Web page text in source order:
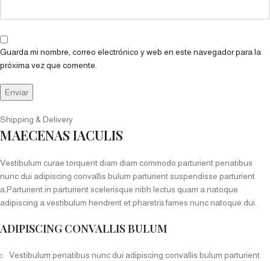
Guarda mi nombre, correo electrónico y web en este navegador para la
próxima vez que comente.
Shipping & Delivery
MAECENAS IACULIS
Vestibulum curae torquent diam diam commodo parturient penatibus
nunc dui adipiscing convallis bulum parturient suspendisse parturient
a.Parturient in parturient scelerisque nibh lectus quam a natoque
adipiscing a vestibulum hendrerit et pharetra fames nunc natoque dui.
ADIPISCING CONVALLIS BULUM
Vestibulum penatibus nunc dui adipiscing convallis bulum parturient